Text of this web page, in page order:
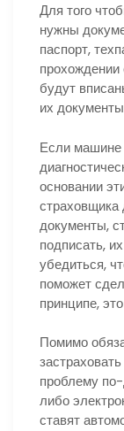
Для того
нужны
паспорт,
прохождении
будут
их
Если машине
основании
документы,
подписать,
убедиться,
поможет
принципе,
Помимо
проблему
либо
ставят